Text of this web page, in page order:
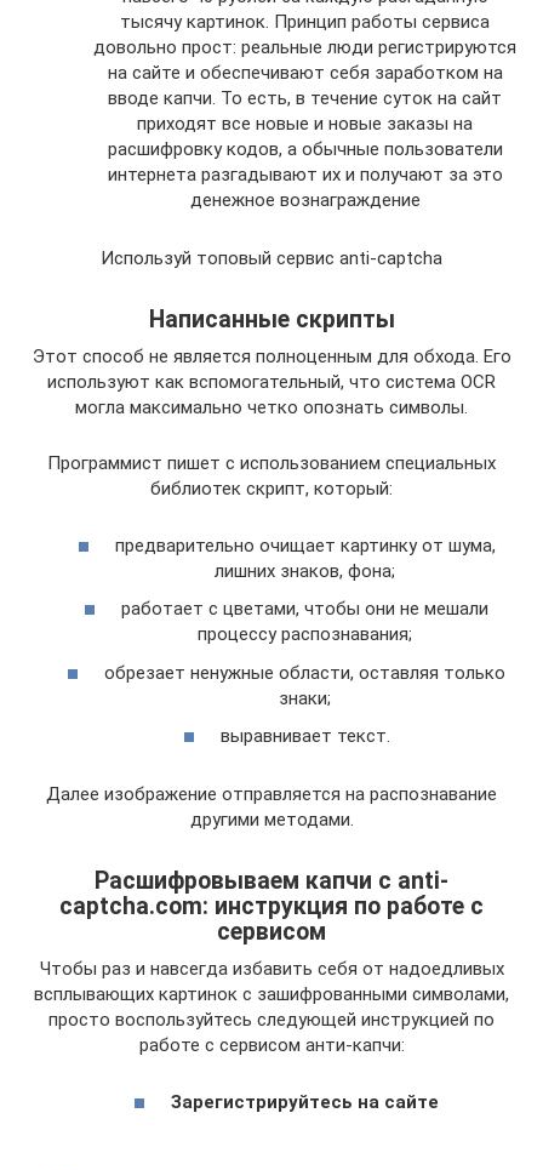
тысячу картинок. Принцип работы сервиса
довольно прост: реальные люди регистрируются
на сайте и обеспечивают себя заработком на
вводе капчи. То есть, в течение суток на сайт
приходят все новые и новые заказы на
расшифровку кодов, а обычные пользователи
интернета разгадывают их и получают за это
денежное вознаграждение
Используй топовый сервис anti-captcha
Написанные скрипты
Этот способ не является полноценным для обхода. Его
используют как вспомогательный, что система OCR
могла максимально четко опознать символы.
Программист пишет с использованием специальных
библиотек скрипт, который:
предварительно очищает картинку от шума,
лишних знаков, фона;
работает с цветами, чтобы они не мешали
процессу распознавания;
обрезает ненужные области, оставляя только
знаки;
выравнивает текст.
Далее изображение отправляется на распознавание
другими методами.
Расшифровываем капчи с anti-
captcha.com: инструкция по работе с
сервисом
Чтобы раз и навсегда избавить себя от надоедливых
всплывающих картинок с зашифрованными символами,
просто воспользуйтесь следующей инструкцией по
работе с сервисом анти-капчи:
Зарегистрируйтесь на сайте